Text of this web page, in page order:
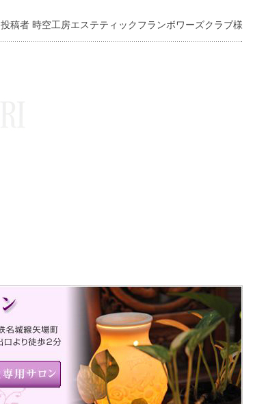
投稿者 時空工房エステティックフランボワーズクラブ様